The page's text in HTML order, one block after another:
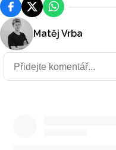
FacebookPlatforma X
WhatsApp
Matěj Vrba